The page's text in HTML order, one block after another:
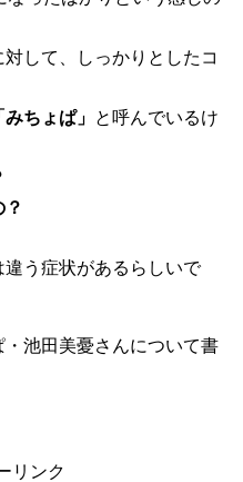
して、しっかりとしたコ
みちょぱ」 と呼んでいるけ
う症状があるらしいで
池田美憂さんについて書
リンク